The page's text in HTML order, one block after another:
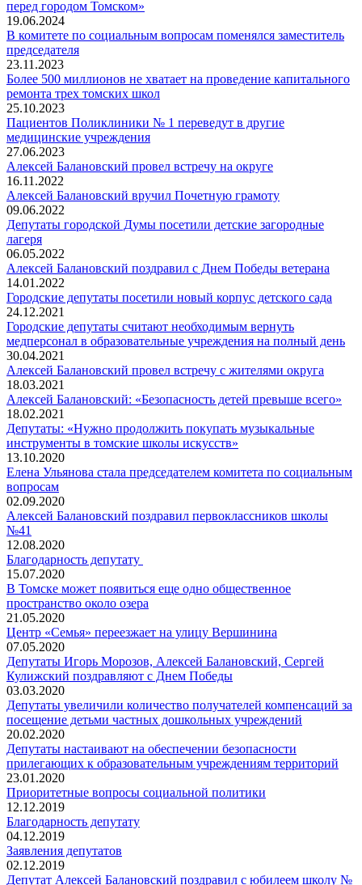
перед городом Томском»
19.06.2024
В комитете по социальным вопросам поменялся заместитель
председателя
23.11.2023
Более 500 миллионов не хватает на проведение капитального
ремонта трех томских школ
25.10.2023
Пациентов Поликлиники № 1 переведут в другие
медицинские учреждения
27.06.2023
Алексей Балановский провел встречу на округе
16.11.2022
Алексей Балановский вручил Почетную грамоту
09.06.2022
Депутаты городской Думы посетили детские загородные
лагеря
06.05.2022
Алексей Балановский поздравил с Днем Победы ветерана
14.01.2022
Городские депутаты посетили новый корпус детского сада
24.12.2021
Городские депутаты считают необходимым вернуть
медперсонал в образовательные учреждения на полный день
30.04.2021
Алексей Балановский провел встречу с жителями округа
18.03.2021
Алексей Балановский: «Безопасность детей превыше всего»
18.02.2021
Депутаты: «Нужно продолжить покупать музыкальные
инструменты в томские школы искусств»
13.10.2020
Елена Ульянова стала председателем комитета по социальным
вопросам
02.09.2020
Алексей Балановский поздравил первоклассников школы
№41
12.08.2020
Благодарность депутату
15.07.2020
В Томске может появиться еще одно общественное
пространство около озера
21.05.2020
Центр «Семья» переезжает на улицу Вершинина
07.05.2020
Депутаты Игорь Морозов, Алексей Балановский, Сергей
Кулижский поздравляют с Днем Победы
03.03.2020
Депутаты увеличили количество получателей компенсаций за
посещение детьми частных дошкольных учреждений
20.02.2020
Депутаты настаивают на обеспечении безопасности
прилегающих к образовательным учреждениям территорий
23.01.2020
Приоритетные вопросы социальной политики
12.12.2019
Благодарность депутату
04.12.2019
Заявления депутатов
02.12.2019
Депутат Алексей Балановский поздравил с юбилеем школу №